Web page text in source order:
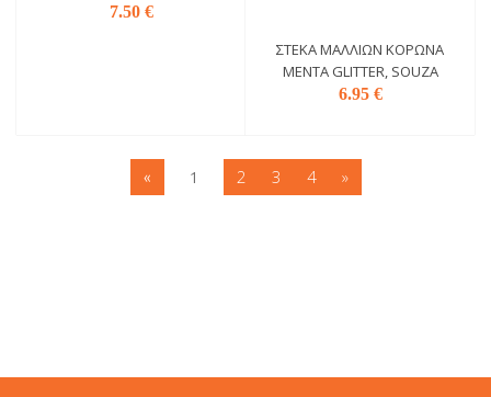
7.50 €
ΣΤΈΚΑ ΜΑΛΛΙΏΝ KΟΡΏΝΑ
ΜΈΝΤΑ GLITTER, SOUZA
6.95 €
« 1 2 3 4 »